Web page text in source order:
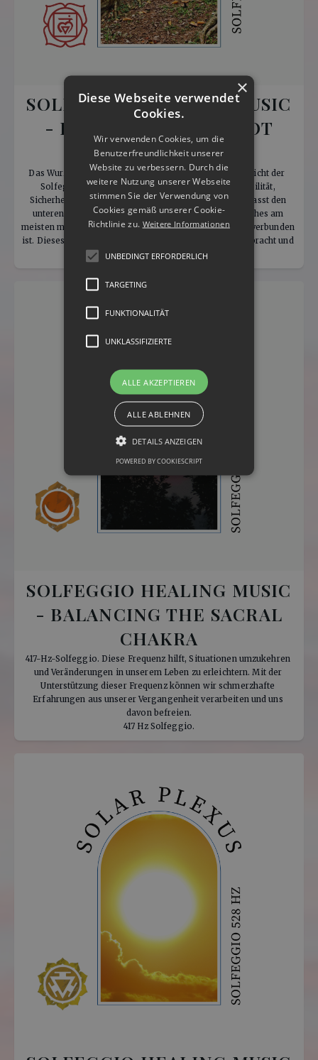
SOLFEGGIO HEALING MUSIC
- BALANCING THE ROOT
CHAKRA
Das Wurzelchakra, das erste Chakra und dieses  entspricht der
Solfeggio Frequenz 396 Hz. Es bezieht sich auf Stabilität,
Sicherheit und die Bedürfnisse des Einzelnen und umfasst den
unteren Teil der Wirbelsäule. Es ist jenes Chakra, welches am
meisten mit unseren Grundbedürfnissen wie Sicherheit verbunden
ist. Dieses wird oft mit der Farbe ‚rot‘ in Verbindung gebracht und
dem Mantra ‚Ich bin‘.
SOLFEGGIO HEALING MUSIC
- BALANCING THE SACRAL
CHAKRA
417-Hz-Solfeggio. Diese Frequenz hilft, Situationen umzukehren
und Veränderungen in unserem Leben zu erleichtern. Mit der
Unterstützung dieser Frequenz können wir schmerzhafte
Erfahrungen aus unserer Vergangenheit verarbeiten und uns
davon befreien.
417 Hz Solfeggio.
×
Diese Webseite verwendet
Cookies.
Wir verwenden Cookies, um die
Benutzerfreundlichkeit unserer
Website zu verbessern. Durch die
weitere Nutzung unserer Webseite
stimmen Sie der Verwendung von
Cookies gemäß unserer Cookie-
Richtlinie zu. Weitere Informationen
UNBEDINGT ERFORDERLICH
TARGETING
FUNKTIONALITÄT
UNKLASSIFIZIERTE
ALLE AKZEPTIEREN
ALLE ABLEHNEN
DETAILS ANZEIGEN
POWERED BY COOKIESCRIPT